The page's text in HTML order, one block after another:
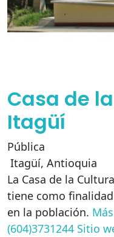
Casa de
Itagüí
Pública
Itagüí, Antioquia
La Casa de la
tiene como
en la población.
(604)3731244 Sitio